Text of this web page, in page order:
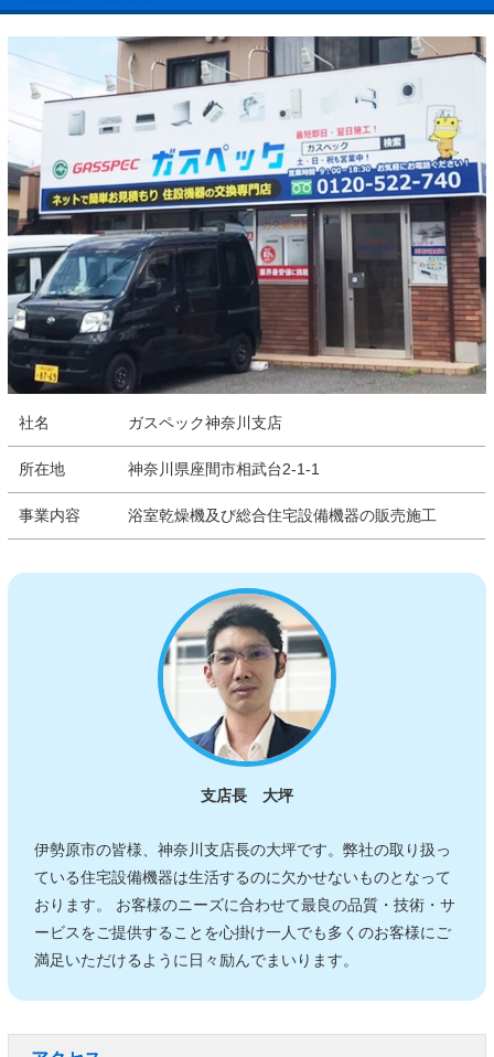
社名 ガスペック神奈川支店
所在地 神奈川県座間市相武台2-1-1
事業内容 浴室乾燥機及び総合住宅設備機器の販売施工
支店長 大坪
伊勢原市の皆様、神奈川支店長の大坪です。弊社の取り扱っ
ている住宅設備機器は生活するのに欠かせないものとなって
おります。 お客様のニーズに合わせて最良の品質・技術・サ
ービスをご提供することを心掛け一人でも多くのお客様にご
満足いただけるように日々励んでまいります。